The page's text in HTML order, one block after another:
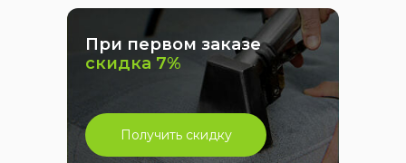
При первом заказе
скидка 7%
Получить скидку